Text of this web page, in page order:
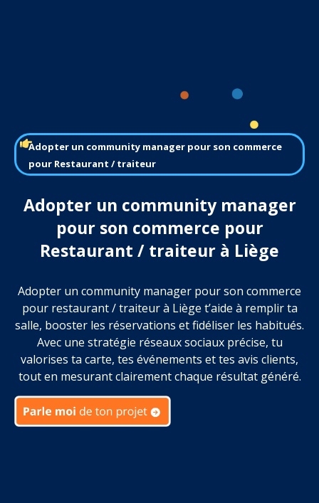
Adopter un community manager pour son commerce
pour Restaurant / traiteur
Adopter un community manager
pour son commerce pour
Restaurant / traiteur à Liège
Adopter un community manager pour son commerce
pour restaurant / traiteur à Liège t’aide à remplir ta
salle, booster les réservations et fidéliser les habitués.
Avec une stratégie réseaux sociaux précise, tu
valorises ta carte, tes événements et tes avis clients,
tout en mesurant clairement chaque résultat généré.